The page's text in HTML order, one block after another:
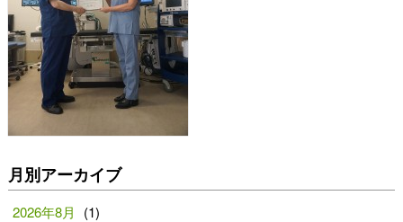
月別アーカイブ
2026年8月
(1)